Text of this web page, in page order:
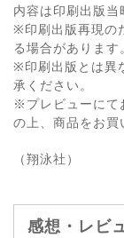
内容は印刷出版当
※印刷出版再現の
る場合があります
※印刷出版とは異
承ください。
※プレビューにて
の上、商品をお買
（翔泳社）
感想・レビ